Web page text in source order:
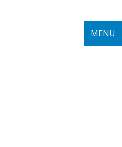
MENU